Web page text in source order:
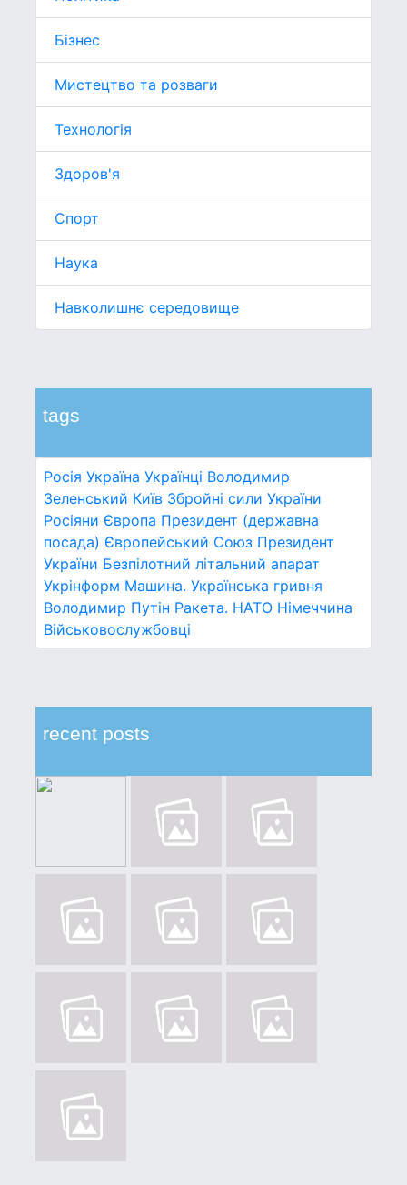
Бізнес
Мистецтво та розваги
Технологія
Здоров'я
Спорт
Наука
Навколишнє середовище
tags
Росія Україна Українці Володимир
Зеленський Київ Збройні сили України
Росіяни Європа Президент (державна
посада) Європейський Союз Президент
України Безпілотний літальний апарат
Укрінформ Машина. Українська гривня
Володимир Путін Ракета. НАТО Німеччина
Військовослужбовці
recent posts